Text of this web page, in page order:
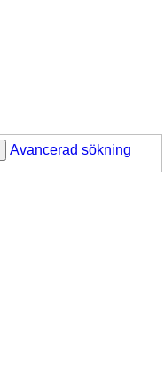
Avancerad sökning